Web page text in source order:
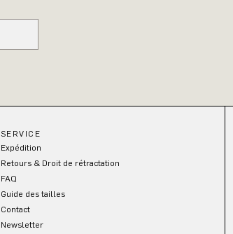
SERVICE
Expédition
Retours & Droit de rétractation
FAQ
Guide des tailles
Contact
Newsletter